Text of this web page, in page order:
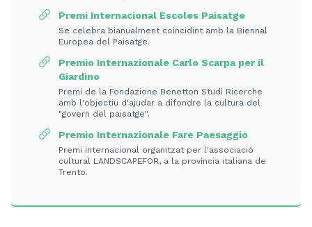
Premi Internacional Escoles Paisatge
Se celebra bianualment coincidint amb la Biennal
Europea del Paisatge.
Premio Internazionale Carlo Scarpa per il
Giardino
Premi de la Fondazione Benetton Studi Ricerche
amb l'objectiu d'ajudar a difondre la cultura del
"govern del paisatge".
Premio Internazionale Fare Paesaggio
Premi internacional organitzat per l'associació
cultural LANDSCAPEFOR, a la província italiana de
Trento.